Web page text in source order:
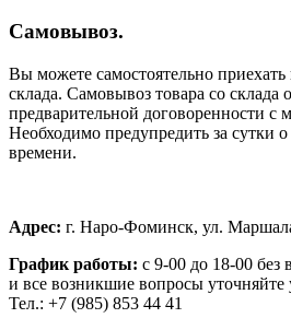
Самовывоз.
Вы можете самостоятельно приехать
склада. Самовывоз товара со склада
предварительной договоренности с
Необходимо предупредить за сутки
времени.
Адрес: г. Наро-Фоминск, ул.
График работы: с 9-00 до 18-00 без
и все возникшие вопросы
Тел.: +7 (985) 853 44 41